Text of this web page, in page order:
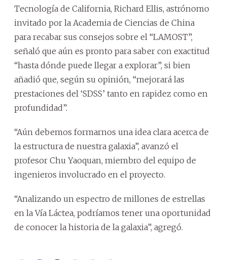
Tecnología de California, Richard Ellis, astrónomo
invitado por la Academia de Ciencias de China
para recabar sus consejos sobre el “LAMOST”,
señaló que aún es pronto para saber con exactitud
“hasta dónde puede llegar a explorar”, si bien
añadió que, según su opinión, “mejorará las
prestaciones del ‘SDSS’ tanto en rapidez como en
profundidad”.
“Aún debemos formarnos una idea clara acerca de
la estructura de nuestra galaxia”, avanzó el
profesor Chu Yaoquan, miembro del equipo de
ingenieros involucrado en el proyecto.
“Analizando un espectro de millones de estrellas
en la Vía Láctea, podríamos tener una oportunidad
de conocer la historia de la galaxia”, agregó.